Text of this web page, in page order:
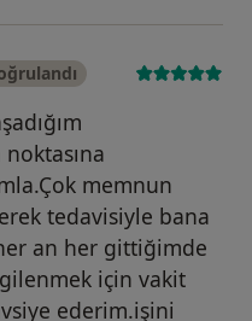
noktasına
memnun
tedavisiyle bana
an her gittiğimde
için vakit
ederim.işini